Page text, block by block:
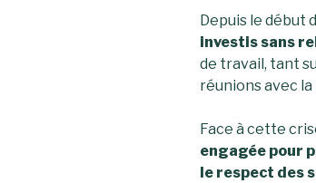
Depuis le début
investis sans
de travail, tant
réunions avec
Face à cette
engagée pour
le respect des